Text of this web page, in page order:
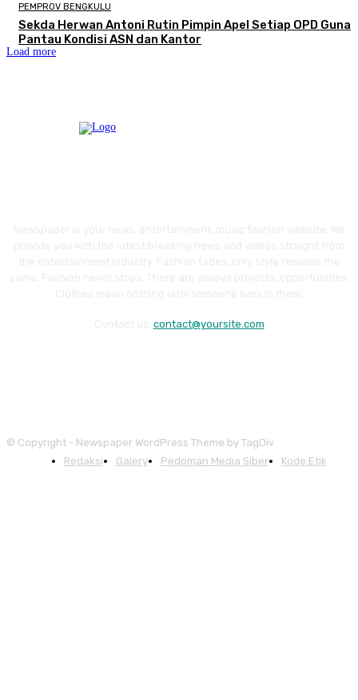
PEMPROV BENGKULU
Sekda Herwan Antoni Rutin Pimpin Apel Setiap OPD Guna
Pantau Kondisi ASN dan Kantor
Load more
contact@yoursite.com
© Copyright - Newspaper WordPress Theme by TagDiv
Redaksi
Galery Pedoman Media Siber Kode Etik